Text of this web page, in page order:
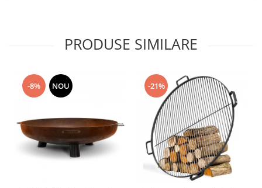
PRODUSE SIMILARE
-8% NOU -21%